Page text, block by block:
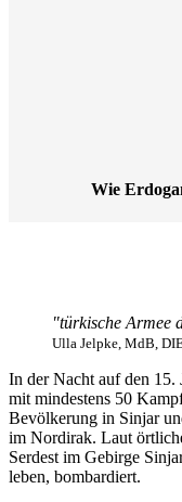
Wie
"türkische Armee
Ulla Jelpke, MdB,
In der Nacht auf den
mit mindestens 50
Bevölkerung in Sinjar
im Nordirak. Laut
Serdest im Gebirge
leben, bombardiert.